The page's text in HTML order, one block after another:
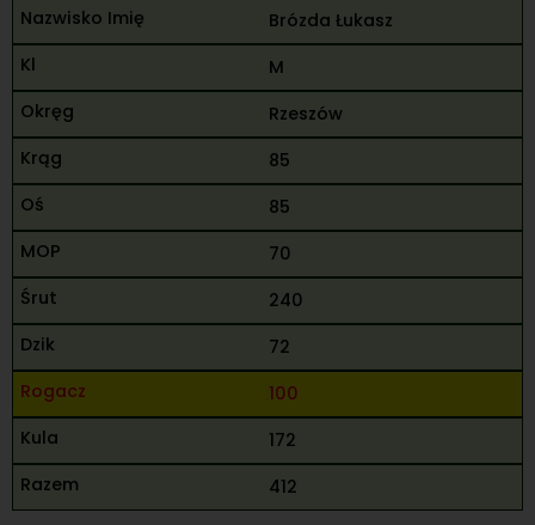
Brózda Łukasz
M
Rzeszów
85
85
70
240
72
100
172
412